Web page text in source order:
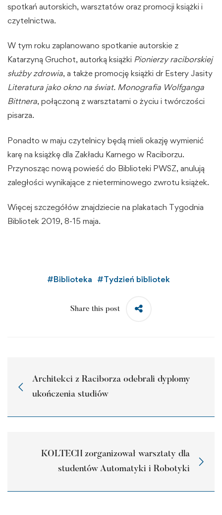
spotkań autorskich, warsztatów oraz promocji książki i
czytelnictwa.
W tym roku zaplanowano spotkanie autorskie z
Katarzyną Gruchot, autorką książki Pionierzy raciborskiej
służby zdrowia, a także promocję książki dr Estery Jasity
Literatura jako okno na świat. Monografia Wolfganga
Bittnera, połączoną z warsztatami o życiu i twórczości
pisarza.
Ponadto w maju czytelnicy będą mieli okazję wymienić
karę na książkę dla Zakładu Karnego w Raciborzu.
Przynosząc nową powieść do Biblioteki PWSZ, anulują
zaległości wynikające z nieterminowego zwrotu książek.
Więcej szczegółów znajdziecie na plakatach Tygodnia
Bibliotek 2019, 8-15 maja.
#Biblioteka #Tydzień bibliotek
Share this post
Architekci z Raciborza odebrali dyplomy
ukończenia studiów
KOLTECH zorganizował warsztaty dla
studentów Automatyki i Robotyki